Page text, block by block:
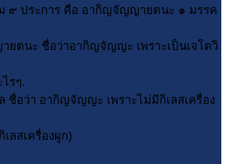
ระการ คือ อากิญจัญญายตนะ ๑ มรรค
ชื่อว่าอากิญจัญญะ เพราะเป็นเจโตวิ
รๆ.
า อากิญจัญญะ เพราะไม่มีกิเลสเครื่อง
เลสเครื่องผูก)